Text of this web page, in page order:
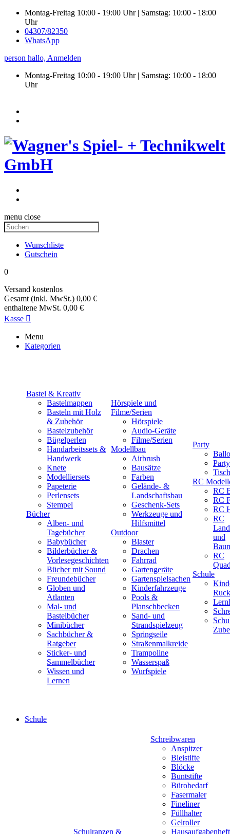
Montag-Freitag 10:00 - 19:00 Uhr | Samstag: 10:00 - 18:00
Uhr
04307/82350
WhatsApp
person hallo, Anmelden
Montag-Freitag 10:00 - 19:00 Uhr | Samstag: 10:00 - 18:00
Uhr
menu close
Wunschliste
Gutschein
0
Versand kostenlos
Gesamt (inkl. MwSt.) 0,00 €
enthaltene MwSt. 0,00 €
Kasse 
Menu
Kategorien
Bastel & Kreativ
Bastelmappen
Basteln mit Holz
& Zubehör
Bastelzubehör
Bügelperlen
Handarbeitssets &
Handwerk
Knete
Modelliersets
Papeterie
Perlensets
Stempel
Bücher
Alben- und
Tagebücher
Babybücher
Bilderbücher &
Vorlesegeschichten
Bücher mit Sound
Freundebücher
Globen und
Atlanten
Mal- und
Bastelbücher
Minibücher
Sachbücher &
Ratgeber
Sticker- und
Sammelbücher
Wissen und
Lernen
Hörspiele und
Filme/Serien
Hörspiele
Audio-Geräte
Filme/Serien
Modellbau
Airbrush
Bausätze
Farben
Gelände- &
Landschaftsbau
Geschenk-Sets
Werkzeuge und
Hilfsmittel
Outdoor
Blaster
Drachen
Fahrrad
Gartengeräte
Gartenspielsachen
Kinderfahrzeuge
Pools &
Planschbecken
Sand- und
Strandspielzeug
Springseile
Straßenmalkreide
Trampoline
Wasserspaß
Wurfspiele
Party
RC
RC
RC
RC
RC
und
RC
Schule
Schule
Schulranzen &
Schreibwaren
Anspitzer
Bleistifte
Blöcke
Buntstifte
Bürobedarf
Fasermaler
Fineliner
Füllhalter
Gelroller
Hausaufgabenheft